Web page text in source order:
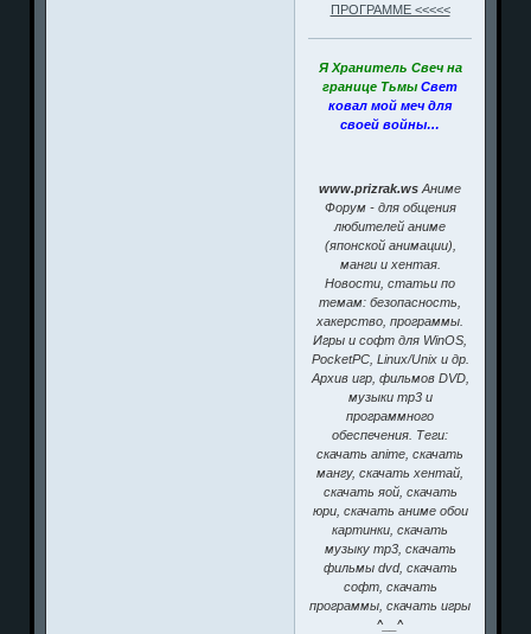
ПРОГРАММЕ <<<<<
Я Хранитель Свеч на
границе Тьмы Свет
ковал мой меч для
своей войны…
www.prizrak.ws Аниме
Форум - для общения
любителей аниме
(японской анимации),
манги и хентая.
Новости, статьи по
темам: безопасность,
хакерство, программы.
Игры и софт для WinOS,
PocketPC, Linux/Unix и др.
Архив игр, фильмов DVD,
музыки mp3 и
программного
обеспечения. Теги:
скачать anime, скачать
мангу, скачать хентай,
скачать яой, скачать
юри, скачать аниме обои
картинки, скачать
музыку mp3, скачать
фильмы dvd, скачать
софт, скачать
программы, скачать игры
^__^